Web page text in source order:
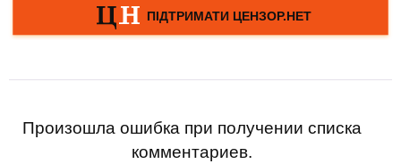
Произошла ошибка при получении списка
комментариев.